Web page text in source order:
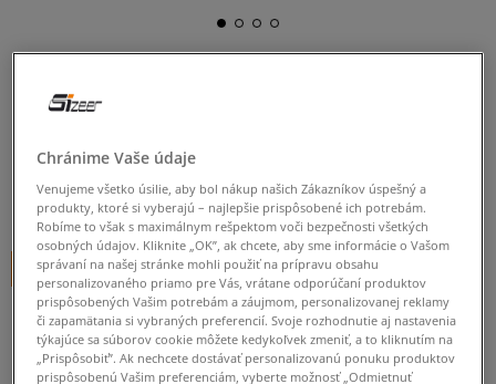
0.0 ( 0)
59,95€cena s DPH
+ 60 BODOV V SIZEERCLUBE
Informujte ma o dostupnosti
Chránime Vaše údaje
Venujeme všetko úsilie, aby bol nákup našich Zákazníkov úspešný a
produkty, ktoré si vyberajú – najlepšie prispôsobené ich potrebám.
Robíme to však s maximálnym rešpektom voči bezpečnosti všetkých
osobných údajov. Kliknite „OK”, ak chcete, aby sme informácie o Vašom
správaní na našej stránke mohli použiť na prípravu obsahu
personalizovaného priamo pre Vás, vrátane odporúčaní produktov
prispôsobených Vašim potrebám a záujmom, personalizovanej reklamy
či zapamätania si vybraných preferencií. Svoje rozhodnutie aj nastavenia
týkajúce sa súborov cookie môžete kedykoľvek zmeniť, a to kliknutím na
„Prispôsobiť”. Ak nechcete dostávať personalizovanú ponuku produktov
prispôsobenú Vašim preferenciám, vyberte možnosť „Odmietnuť